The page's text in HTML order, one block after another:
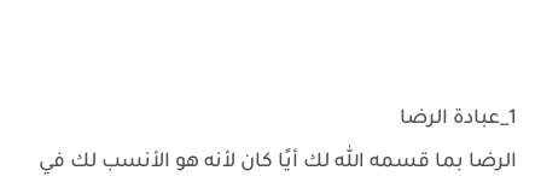
1_عبادة الرضا
الرضا بما قسمه الله لك أيًا كان لأنه هو الأنسب لك في